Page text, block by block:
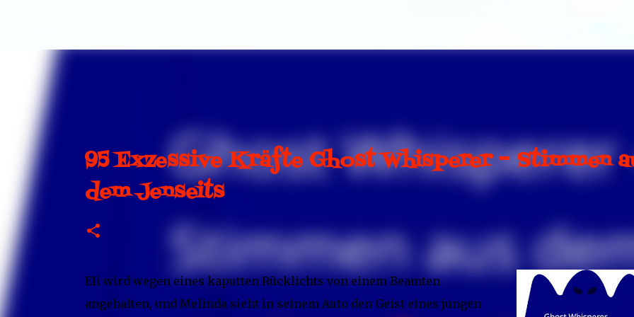
95 Exzessive Kräfte Ghost Whisperer – Stimmen
dem Jenseits
Eli wird wegen eines kaputten Rücklichts von einem Beamten
angehalten, und Melinda sieht in seinem Auto den Geist eines jungen